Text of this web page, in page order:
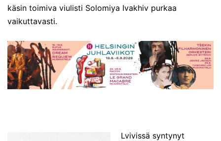
käsin toimiva viulisti Solomiya Ivakhiv purkaa
vaikuttavasti.
Lvivissä syntynyt